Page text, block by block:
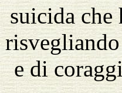
suicida che
e di